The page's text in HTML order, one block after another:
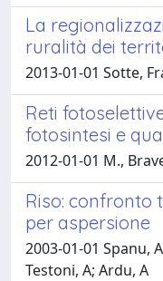
La
ruralità dei
2013-01-01 Sotte,
Reti
fotosintesi e
2012-01-01 M.,
Riso: confronto
per aspersione
2003-01-01 Spanu,
Testoni, A; Ardu, A